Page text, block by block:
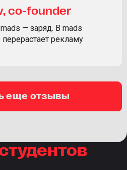
co-founder
— заряд. В mads
рекламу
еще отзывы